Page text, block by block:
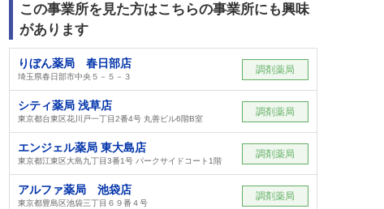
この事業所を見た方はこちらの事業所にも興味
があります
りぼん薬局 春日部店
埼玉県春日部市中央５－５－３
調剤薬局
シティ薬局 浅草店
東京都台東区花川戸一丁目2番4号 丸善ビル6階B室
調剤薬局
エンジェル薬局 東大島店
東京都江東区大島九丁目3番1号 パークサイドコート1階
調剤薬局
アルファ薬局 池袋店
東京都豊島区池袋三丁目６９番４号
調剤薬局